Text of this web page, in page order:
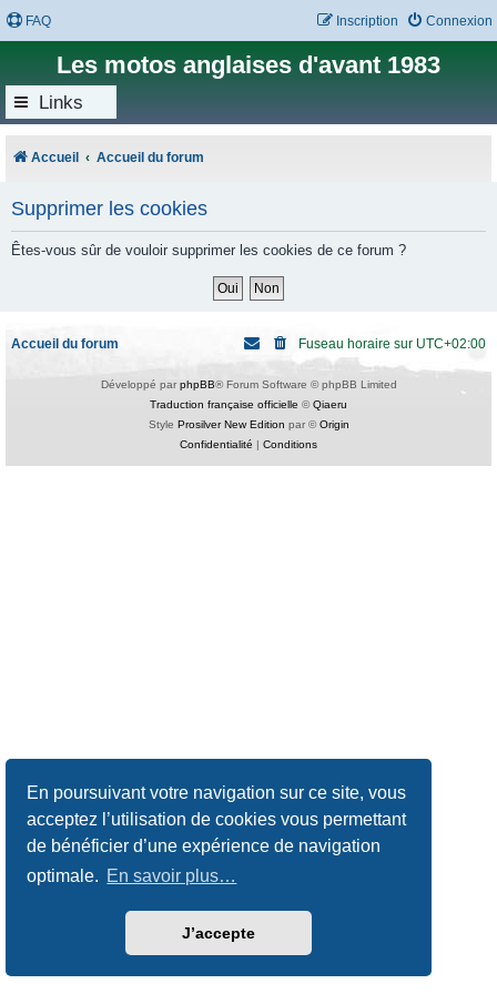
En poursuivant votre navigation sur ce site, vous
acceptez l’utilisation de cookies vous permettant
de bénéficier d’une expérience de navigation
optimale. En savoir plus…
J’accepte
FAQ Connexion
Inscription
Les motos anglaises d'avant 1983
Links
Accueil Accueil du forum
Supprimer les cookies
Êtes-vous sûr de vouloir supprimer les cookies de ce forum ?
Accueil du forum Fuseau horaire sur UTC+02:00
Développé par phpBB® Forum Software © phpBB Limited
Traduction française officielle ©Qiaeru
Style Prosilver New Edition par ©Origin
Confidentialité | Conditions